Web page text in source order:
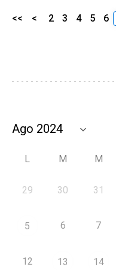
<< < 2 3 4 5 6
L M M
29 30 31
5 6 7
12 13 14